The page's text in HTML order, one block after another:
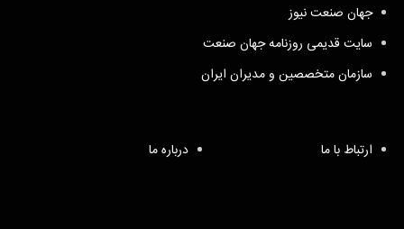
جهان صنعت نیوز
سایت قدیمی روزنامه جهان صنعت
سازمان متخصصین و مدیران ایران
ارتباط با ما درباره ما